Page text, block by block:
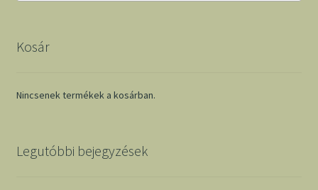
Kosár
Nincsenek termékek a kosárban.
Legutóbbi bejegyzések